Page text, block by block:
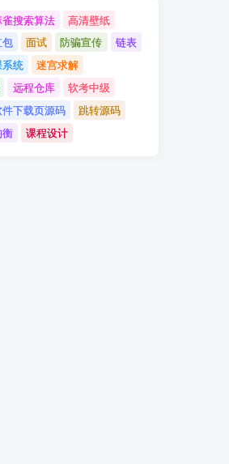
雀搜索算法
高清壁纸
面试 防骗宣传
链表
统
迷宫求解
远程仓库
软考中级
下载页源码
跳转源码
课程设计